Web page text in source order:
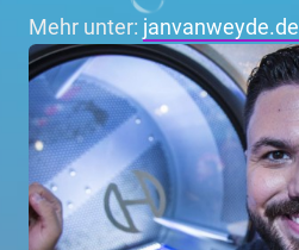
Mehr unter: janvanweyde.de